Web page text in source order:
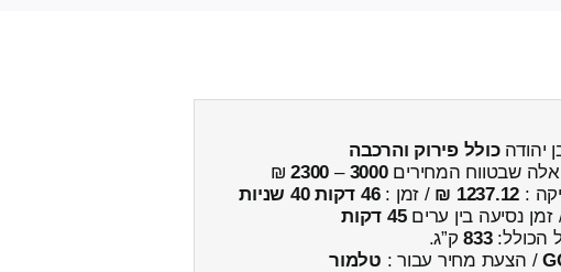
כולל פירוק והרכבה
שבטווח המחירים3000
–
2300
₪
:
1237.12 ₪ / זמן :46 דקות 40 שניות
נסיעה בין ערים45 דקות
הכולל:833ק”ג.
/ הצעת מחיר עבור : טלמור